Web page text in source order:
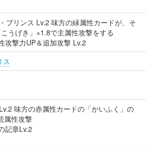
プリンス Lv.2 味方の緑属性カードが、そ
うげき」×1.8で主属性攻撃をする
攻撃力UP＆追加攻撃 Lv.2
ス
味方の赤属性カードの「かいふく」の
属性攻撃
記章Lv.2